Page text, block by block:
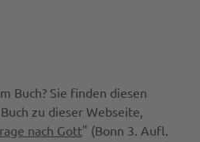
Buch? Sie finden diesen
zu dieser Webseite,
nach Gott" (Bonn 3. Aufl.